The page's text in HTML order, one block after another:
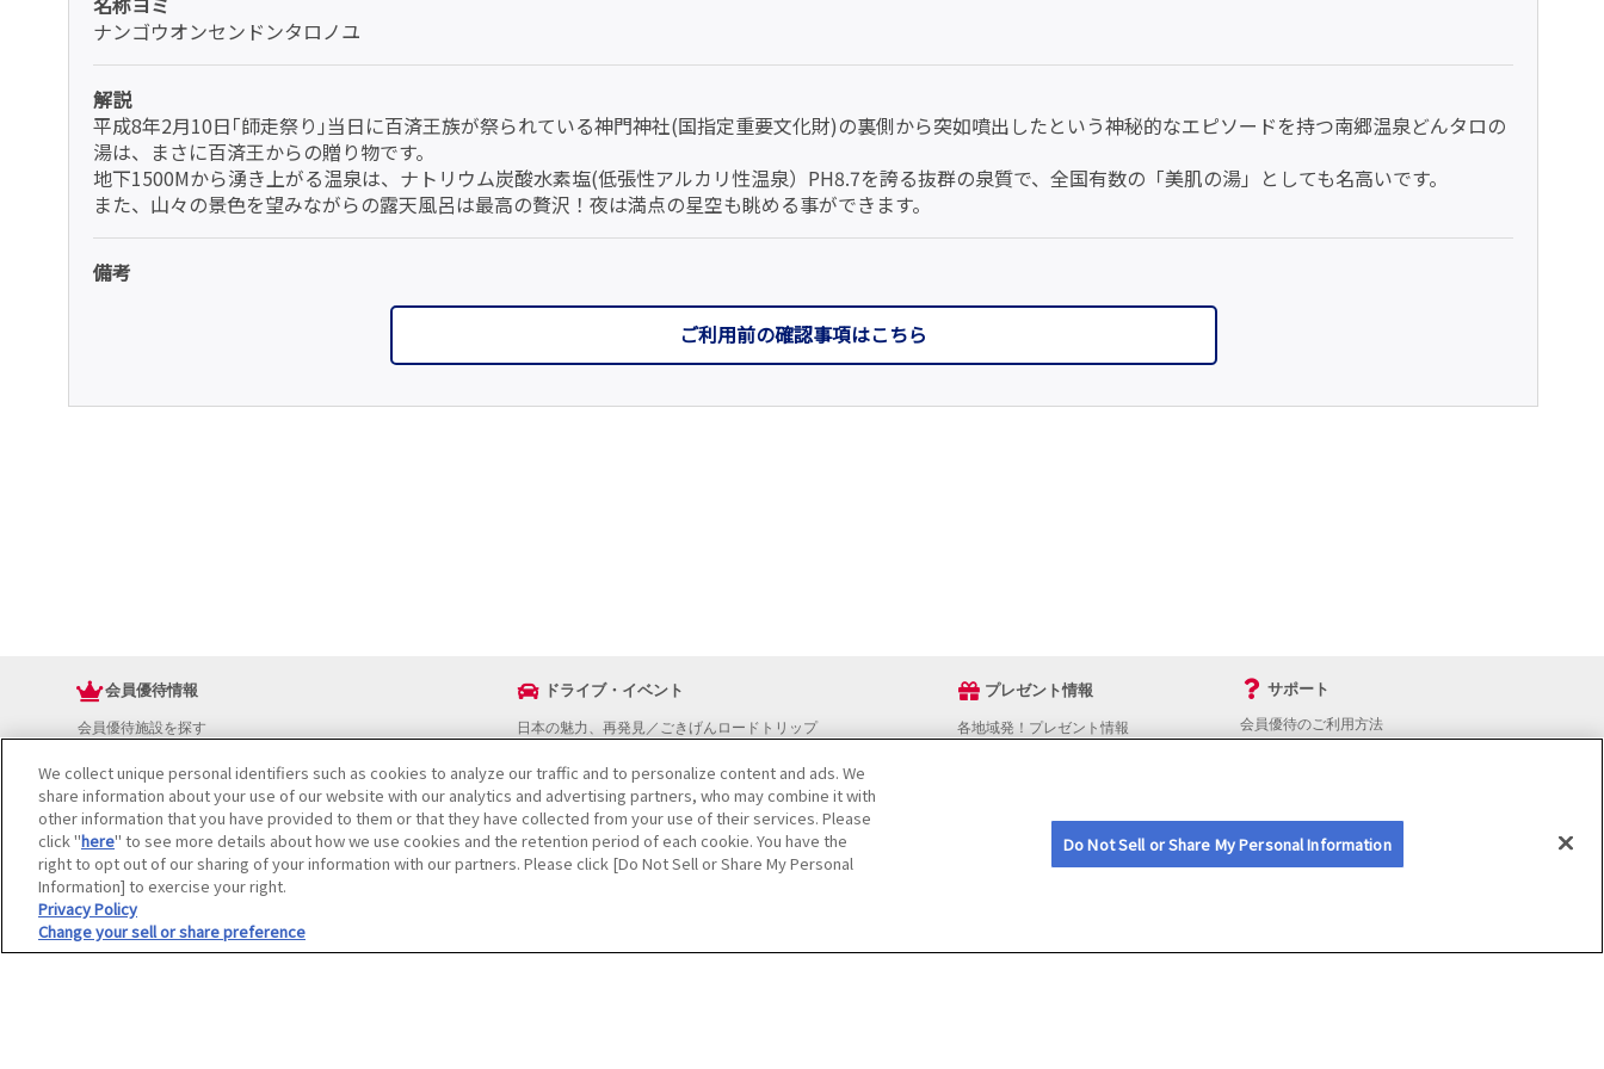
ナンゴウオンセンドンタロノユ
解説
平成8年2月10日｢師走祭り｣当日に百済王族が祭られている神門神社(国指定重要文化財)の裏側から突如噴出したという神秘的なエピソードを持つ南郷温泉どんタロの
湯は、まさに百済王からの贈り物です。
地下1500Mから湧き上がる温泉は、ナトリウム炭酸水素塩(低張性アルカリ性温泉）PH8.7を誇る抜群の泉質で、全国有数の「美肌の湯」としても名高いです。
また、山々の景色を望みながらの露天風呂は最高の贅沢！夜は満点の星空も眺める事ができます。
備考
ご利用前の確認事項はこちら
会員優待情報
会員優待施設を探す
新規優待施設
海外で使える会員優待サービス
JAFプレミアムサービス
JAFライフサポート
JAF Mate
冊子JAF Mate・JAF PLUS
ドライブ・イベント
日本の魅力、再発見／ごきげんロードトリップ
おでかけスポットを探す
ドライブコースを探す
イベントを探す
地図から探す
プレゼント情報
各地域発！プレゼント情報
サポート
会員優待のご利用方法
会員優待サービスの提携をご検討の方へ
We collect unique personal identifiers such as cookies to analyze our traffic and to personalize content and ads. We
share information about your use of our website with our analytics and advertising partners, who may combine it with
other information that you have provided to them or that they have collected from your use of their services. Please
click "here" to see more details about how we use cookies and the retention period of each cookie. You have the
right to opt out of our sharing of your information with our partners. Please click [Do Not Sell or Share My Personal
Information] to exercise your right.
Privacy Policy
Change your sell or share preference
Do Not Sell or Share My Personal Information